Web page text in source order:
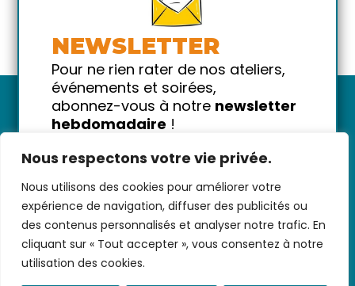
Nous respectons votre vie privée.
Nous utilisons des cookies pour améliorer votre
expérience de navigation, diffuser des publicités ou
des contenus personnalisés et analyser notre trafic. En
cliquant sur « Tout accepter », vous consentez à notre
utilisation des cookies.
Nous contacter-CGV/CGU-Données
personnelles-Infos pratiques- FAQ
NEWSLETTER
Pour ne rien rater de nos ateliers,
événements et soirées,
abonnez-vous à notre newsletter
hebdomadaire !
!
Votre email